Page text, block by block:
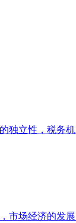
立性，税务
市场经济的发